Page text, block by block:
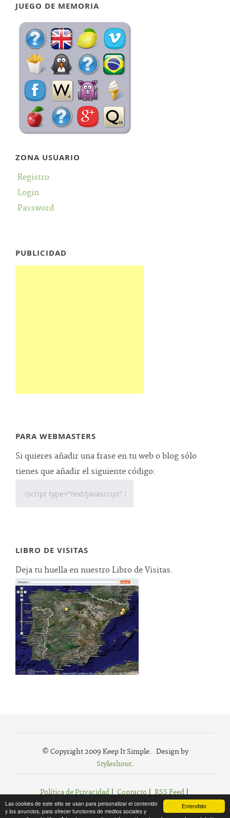
Entendido
Las cookies de este sitio se usan para personalizar el contenido
y los anuncios, para ofrecer funciones de medios sociales y
JUEGO DE MEMORIA
ZONA USUARIO
Registro
Login
Password
PUBLICIDAD
PARA WEBMASTERS
Si quieres añadir una frase en tu web o blog sólo
tienes que añadir el siguiente código:
LIBRO DE VISITAS
Deja tu huella en nuestro Libro de Visitas.
© Copyright 2009 Keep It Simple. Design by
Styleshout.
Política de Privacidad| Contacto| RSS Feed|
Agregar a Favoritos